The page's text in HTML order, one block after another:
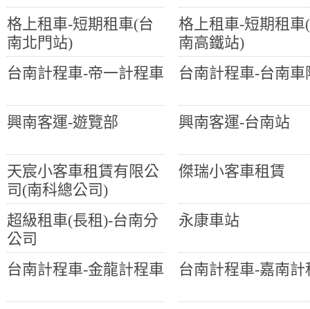
格上租車-短期租車(台
南北門站)
格上租車-短期租車
南高鐵站)
台南計程車-帝一計程車
台南計程車-台南車
興南客運-遊覽部 興南客運-台南站
天宸小客車租賃有限公
司(南科總公司)
傑瑞小客車租賃
超級租車(長租)-台南分
公司
永康車站
台南計程車-金龍計程車 台南計程車-嘉南計